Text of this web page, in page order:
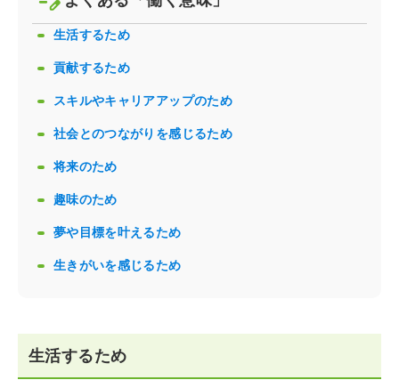
生活するため
貢献するため
スキルやキャリアアップのため
社会とのつながりを感じるため
将来のため
趣味のため
夢や目標を叶えるため
生きがいを感じるため
生活するため